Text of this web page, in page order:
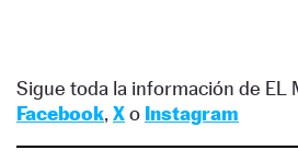
Sigue toda la información de EL
Facebook, Xo Instagram